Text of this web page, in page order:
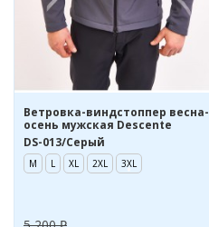
Ветровка-виндстоппер весна-
осень мужская Descente
DS-013/Серый
M L XL 2XL 3XL